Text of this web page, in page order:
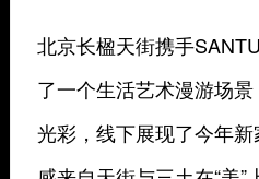
北京长楹天街携手
了一个生活艺术漫游场
光彩，线下展现了今年